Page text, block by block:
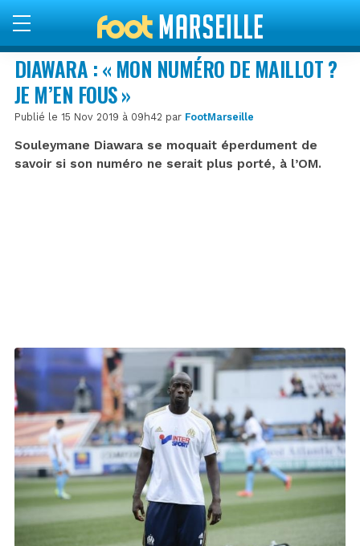
DIAWARA : « MON NUMÉRO DE MAILLOT ?
JE M’EN FOUS »
Publié le 15 Nov 2019 à 09h42 par FootMarseille
Souleymane Diawara se moquait éperdument de
savoir si son numéro ne serait plus porté, à l’OM.